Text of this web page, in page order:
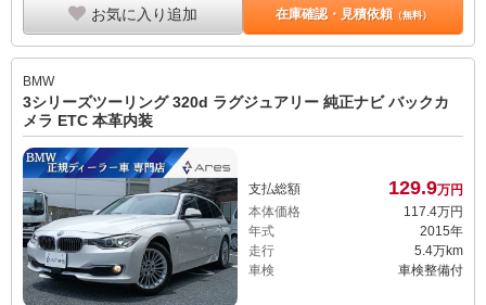
お気に入り追加 在庫確認・見積依頼（無料）
BMW
3シリーズツーリング 320d ラグジュアリー 純正ナビ バックカ
メラ ETC 本革内装
支払総額 129.9万円
本体価格
117. 4万円
年式
2015年
走行
5.4万km
車検
車検整備付